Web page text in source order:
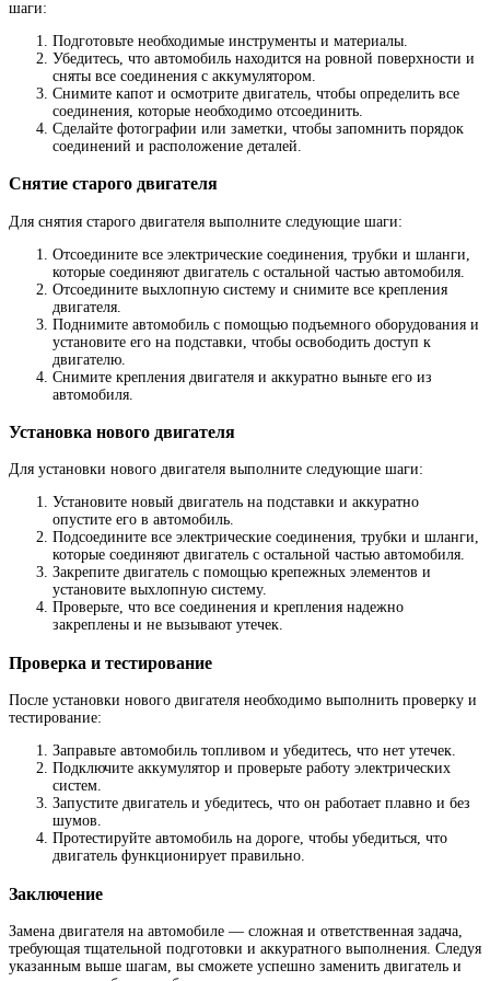
шаги:
Подготовьте необходимые инструменты и материалы.
Убедитесь, что автомобиль находится на ровной поверхности и
сняты все соединения с аккумулятором.
Снимите капот и осмотрите двигатель, чтобы определить все
соединения, которые необходимо отсоединить.
Сделайте фотографии или заметки, чтобы запомнить порядок
соединений и расположение деталей.
Снятие старого двигателя
Для снятия старого двигателя выполните следующие шаги:
Отсоедините все электрические соединения, трубки и шланги,
которые соединяют двигатель с остальной частью автомобиля.
Отсоедините выхлопную систему и снимите все крепления
двигателя.
Поднимите автомобиль с помощью подъемного оборудования и
установите его на подставки, чтобы освободить доступ к
двигателю.
Снимите крепления двигателя и аккуратно выньте его из
автомобиля.
Установка нового двигателя
Для установки нового двигателя выполните следующие шаги:
Установите новый двигатель на подставки и аккуратно
опустите его в автомобиль.
Подсоедините все электрические соединения, трубки и шланги,
которые соединяют двигатель с остальной частью автомобиля.
Закрепите двигатель с помощью крепежных элементов и
установите выхлопную систему.
Проверьте, что все соединения и крепления надежно
закреплены и не вызывают утечек.
Проверка и тестирование
После установки нового двигателя необходимо выполнить проверку и
тестирование:
Заправьте автомобиль топливом и убедитесь, что нет утечек.
Подключите аккумулятор и проверьте работу электрических
систем.
Запустите двигатель и убедитесь, что он работает плавно и без
шумов.
Протестируйте автомобиль на дороге, чтобы убедиться, что
двигатель функционирует правильно.
Заключение
Замена двигателя на автомобиле — сложная и ответственная задача,
требующая тщательной подготовки и аккуратного выполнения. Следуя
указанным выше шагам, вы сможете успешно заменить двигатель и